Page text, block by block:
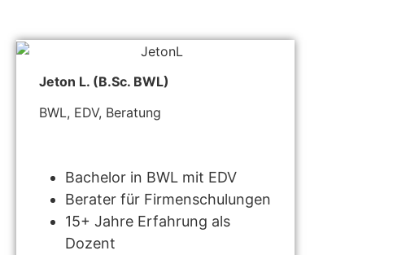
Jeton L. (B.Sc. BWL)
BWL, EDV, Beratung
Bachelor in BWL mit EDV
Berater für Firmenschulungen
15+ Jahre Erfahrung als
Dozent